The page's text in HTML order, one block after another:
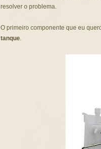
resolver o problema.
O primeiro componente que eu
tanque.